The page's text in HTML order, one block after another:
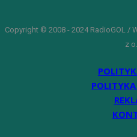
Copyright © 2008 - 2024 RadioGOL /
z